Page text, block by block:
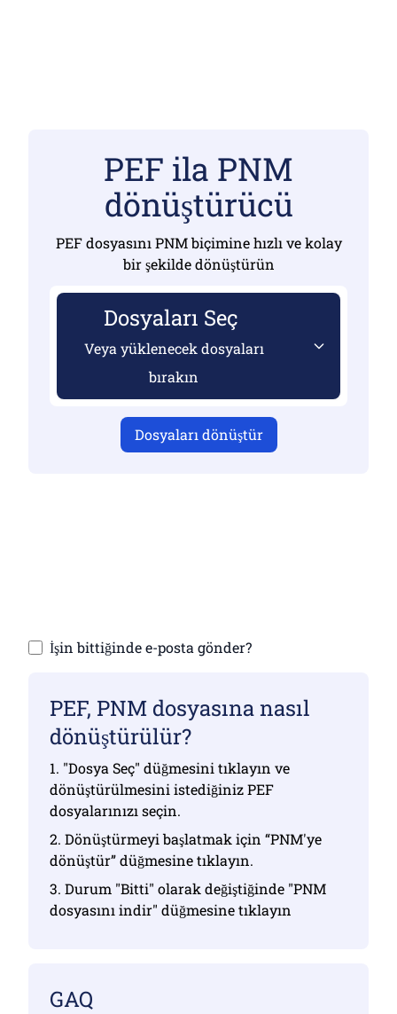
PEF ila PNM
dönüştürücü
PEF dosyasını PNM biçimine hızlı ve kolay
bir şekilde dönüştürün
Dosyaları Seç
Veya yüklenecek dosyaları
bırakın
Dosyaları dönüştür
İşin bittiğinde e-posta gönder?
PEF, PNM dosyasına nasıl
dönüştürülür?
1. "Dosya Seç" düğmesini tıklayın ve
dönüştürülmesini istediğiniz PEF
dosyalarınızı seçin.
2. Dönüştürmeyi başlatmak için “PNM'ye
dönüştür” düğmesine tıklayın.
3. Durum "Bitti" olarak değiştiğinde "PNM
dosyasını indir" düğmesine tıklayın
GAQ